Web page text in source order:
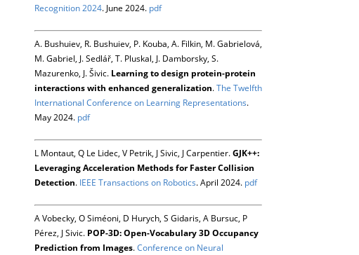
Recognition 2024. June 2024. pdf
A. Bushuiev, R. Bushuiev, P. Kouba, A. Filkin, M. Gabrielová,
M. Gabriel, J. Sedlář, T. Pluskal, J. Damborsky, S.
Mazurenko, J. Šivic. Learning to design protein-protein
interactions with enhanced generalization.The Twelfth
International Conference on Learning Representations.
May 2024. pdf
L Montaut, Q Le Lidec, V Petrik, J Sivic, J Carpentier.GJK++:
Leveraging Acceleration Methods for Faster Collision
Detection. IEEE Transactions on Robotics. April 2024. pdf
A Vobecky, O Siméoni, D Hurych, S Gidaris, A Bursuc, P
Pérez, J Sivic. POP-3D: Open-Vocabulary 3D Occupancy
Prediction from Images.Conference on Neural